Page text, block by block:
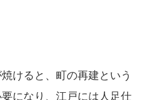
けると、町の再建という
になり、江戸には人足仕